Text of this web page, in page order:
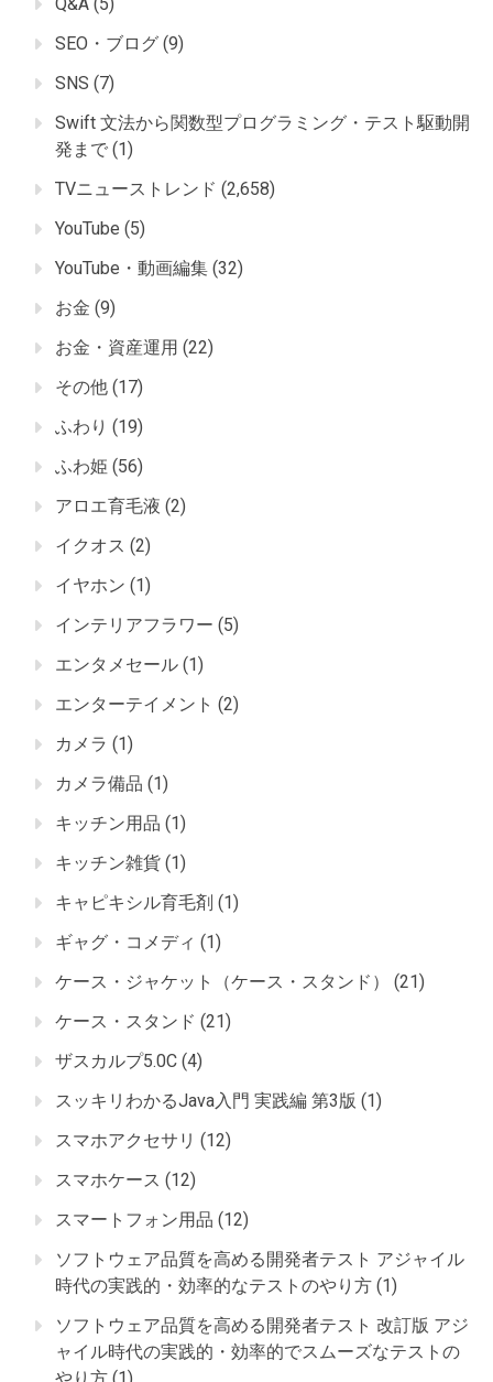
SEO・ブログ (9)
SNS (7)
Swift 文法から関数型プログラミング・テスト駆動開
発まで (1)
TVニューストレンド (2,658)
YouTube (5)
YouTube・動画編集 (32)
お金 (9)
お金・資産運用 (22)
その他 (17)
ふわり (19)
ふわ姫 (56)
アロエ育毛液 (2)
イクオス (2)
イヤホン (1)
インテリアフラワー (5)
エンタメセール (1)
エンターテイメント (2)
カメラ (1)
カメラ備品 (1)
キッチン用品 (1)
キッチン雑貨 (1)
キャピキシル育毛剤 (1)
ギャグ・コメディ (1)
ケース・ジャケット（ケース・スタンド）
(21)
ケース・スタンド (21)
ザスカルプ5.0C (4)
スッキリわかるJava入門 実践編 第3版 (1)
スマホアクセサリ (12)
スマホケース (12)
スマートフォン用品 (12)
ソフトウェア品質を高める開発者テスト アジャイル
時代の実践的・効率的なテストのやり方 (1)
ソフトウェア品質を高める開発者テスト 改訂版 アジ
ャイル時代の実践的・効率的でスムーズなテストの